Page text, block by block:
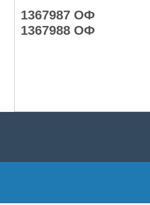
1367987 ОФ
1367988 ОФ